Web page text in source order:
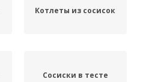
Котлеты из сосисок
Сосиски в тесте